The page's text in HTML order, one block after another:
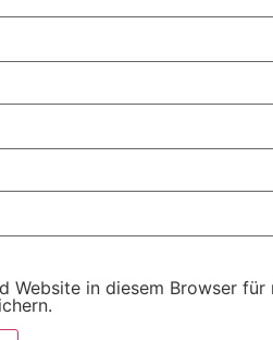
Website in diesem Browser für